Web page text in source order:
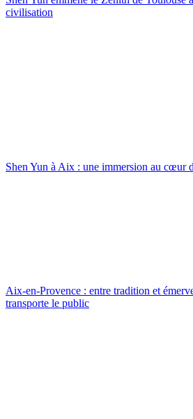
civilisation
Shen Yun à Aix : une immersion au cœur
Aix-en-Provence : entre tradition et
transporte le public